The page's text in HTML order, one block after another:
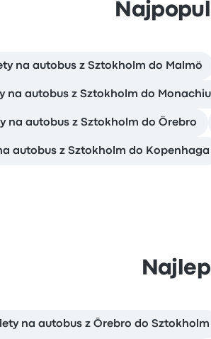
na autobus z Sztokholm do Malmö
na autobus z Sztokholm do
na autobus z Sztokholm do Örebro
autobus z Sztokholm do Kopenhaga
na autobus z Örebro do Sztokholm